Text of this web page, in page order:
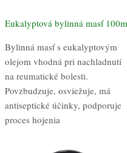
Eukalyptová bylinná masť
Bylinná masť s eukalyptovým
olejom vhodná pri nachladnutí
na reumatické bolesti.
Povzbudzuje, osviežuje, má
antiseptické účinky, podporuje
proces hojenia